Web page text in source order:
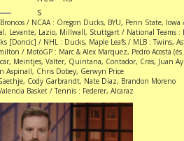
/ NCAA : Oregon Ducks, BYU, Penn State,
Levante, Lazio, Millwall, Stuttgart / National Teams :
[Doncic] / NHL : Ducks, Maple Leafs / MLB : Twins,
/ MotoGP : Marc & Alex Marquez, Pedro Acosta
Meintjes, Valter, Quintana, Contador, Cras, Juan
Aspinall, Chris Dobey, Gerwyn Price
Cody Garbrandt, Nate Diaz, Brandon Moreno
Basket / Tennis : Federer, Alcaraz